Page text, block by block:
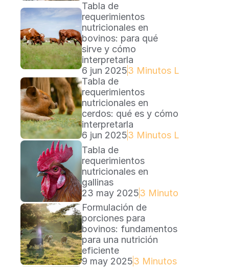
Tabla de
requerimientos
nutricionales en
bovinos: para qué
sirve y cómo
interpretarla
6 jun 20253 Minutos Lectura
Tabla de
requerimientos
nutricionales en
cerdos: qué es y cómo
interpretarla
6 jun 20253 Minutos Lectura
Tabla de
requerimientos
nutricionales en
gallinas
23 may 20253 Minutos Lectura
Formulación de
porciones para
bovinos: fundamentos
para una nutrición
eficiente
9 may 20253 Minutos Lectura